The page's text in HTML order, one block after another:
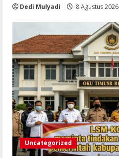
Dedi Mulyadi 8 Agustus 2026
Uncategorized